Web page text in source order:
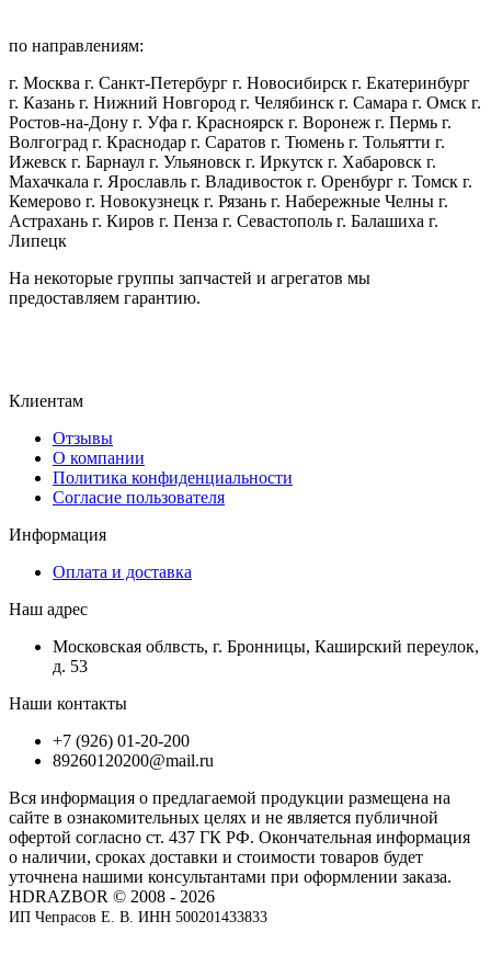
по направлениям:
г. Москва г. Санкт-Петербург г. Новосибирск г. Екатеринбург
г. Казань г. Нижний Новгород г. Челябинск г. Самара г. Омск г.
Ростов-на-Дону г. Уфа г. Красноярск г. Воронеж г. Пермь г.
Волгоград г. Краснодар г. Саратов г. Тюмень г. Тольятти г.
Ижевск г. Барнаул г. Ульяновск г. Иркутск г. Хабаровск г.
Махачкала г. Ярославль г. Владивосток г. Оренбург г. Томск г.
Кемерово г. Новокузнецк г. Рязань г. Набережные Челны г.
Астрахань г. Киров г. Пенза г. Севастополь г. Балашиха г.
Липецк
На некоторые группы запчастей и агрегатов мы
предоставляем гарантию.
Клиентам
Отзывы
О компании
Политика конфиденциальности
Согласие пользователя
Информация
Оплата и доставка
Наш адрес
Московская облвсть, г. Бронницы, Каширский переулок,
д. 53
Наши контакты
+7 (926) 01-20-200
89260120200@mail.ru
Вся информация о предлагаемой продукции размещена на
сайте в ознакомительных целях и не является публичной
офертой согласно ст. 437 ГК РФ. Окончательная информация
о наличии, сроках доставки и стоимости товаров будет
уточнена нашими консультантами при оформлении заказа.
HDRAZBOR © 2008 - 2026
ИП Чепрасов Е. В. ИНН 500201433833